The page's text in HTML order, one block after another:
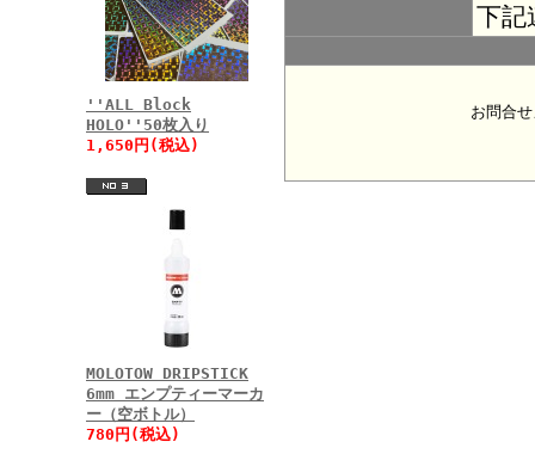
''ALL Block
HOLO''50枚入り
1,650円(税込)
MOLOTOW DRIPSTICK
6mm エンプティーマーカ
ー（空ボトル）
780円(税込)
下記
お問合